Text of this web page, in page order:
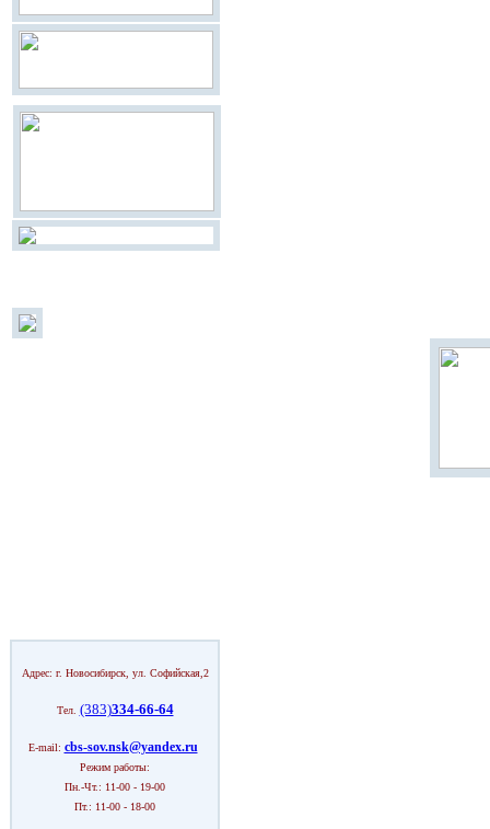
Адрес: г. Новосибирск, ул. Софийская,2
Тел. (383)334-66-64
E-mail: cbs-sov.nsk@yandex.ru
Режим работы:
Пн.-Чт.: 11-00 - 19-00
Пт.: 11-00 - 18-00